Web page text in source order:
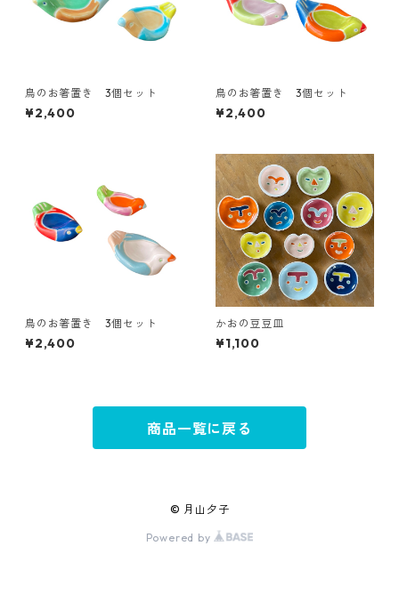
鳥のお箸置き 3個セット
¥2,400
鳥のお箸置き 3個セット
¥2,400
鳥のお箸置き 3個セット
¥2,400
かおの豆豆皿
¥1,100
商品一覧に戻る
© 月山夕子
Powered by